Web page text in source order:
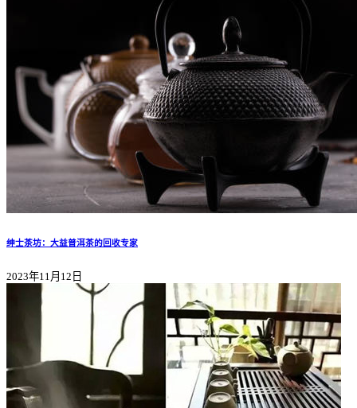
绅士茶坊：大益普洱茶的回收专家
2023年11月12日